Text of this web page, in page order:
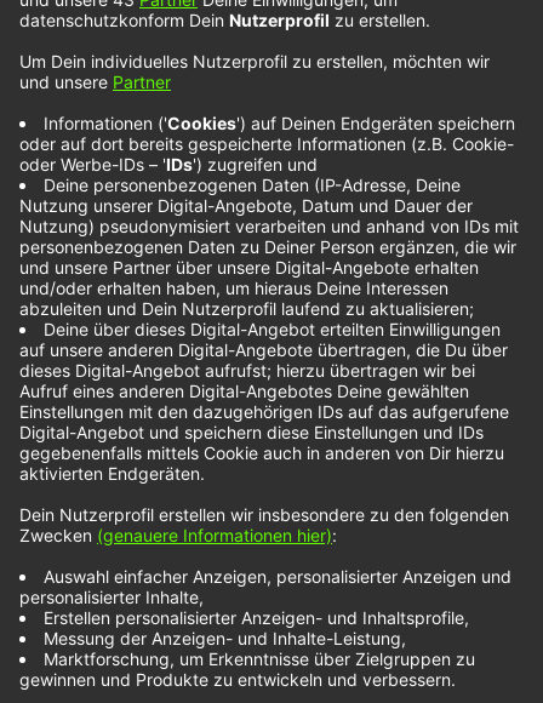
P!NK – Never
Gonna Not Dance
Again
Wenn die Welt untergeht, könnt ihr mir alles
nehmen – nur nicht meine Tanzschuhe. Genau
darum geht’s in der neuen Pop-Single „Never
Gonna Not Dance Again“ von P!NK. Die Künstlerin